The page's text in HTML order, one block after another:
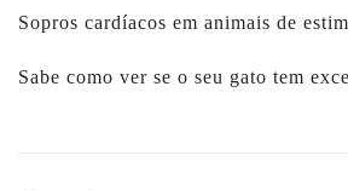
Sopros cardíacos em animais de
Sabe como ver se o seu gato tem